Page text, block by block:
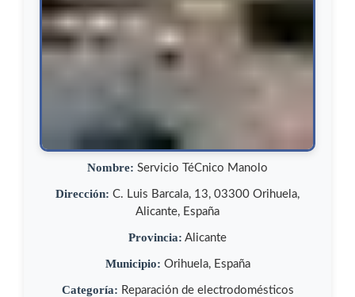
Nombre: Servicio TéCnico Manolo
Dirección: C. Luis Barcala, 13, 03300 Orihuela,
Alicante, España
Provincia: Alicante
Municipio: Orihuela, España
Categoría: Reparación de electrodomésticos